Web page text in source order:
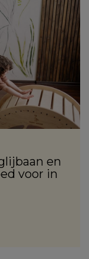
en
voor in